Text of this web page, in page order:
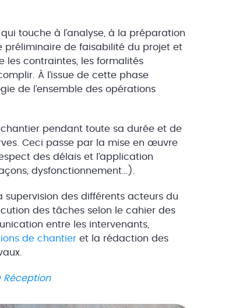
touche à l’analyse, à la préparation
préliminaire de faisabilité du projet et
les contraintes, les formalités
À l’issue de cette phase
de l’ensemble des opérations
chantier pendant toute sa durée et de
Ceci passe par la mise en œuvre
des délais et l’application
dysfonctionnement…).
supervision des différents acteurs du
des tâches selon le cahier des
entre les intervenants,
de chantier et la rédaction des
Réception